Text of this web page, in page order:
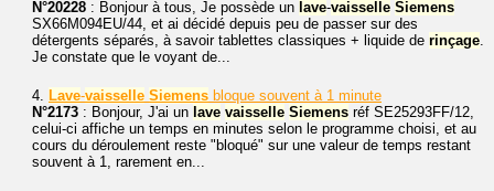
N°20228 : Bonjour à tous, Je possède un lave-vaisselle Siemens
SX66M094EU/44, et ai décidé depuis peu de passer sur des
détergents séparés, à savoir tablettes classiques + liquide de rinçage.
Je constate que le voyant de...
4. Lave-vaisselle Siemens bloque souvent à 1 minute
N°2173 : Bonjour, J'ai un lave vaisselle Siemens réf SE25293FF/12,
celui-ci affiche un temps en minutes selon le programme choisi, et au
cours du déroulement reste "bloqué" sur une valeur de temps restant
souvent à 1, rarement en...